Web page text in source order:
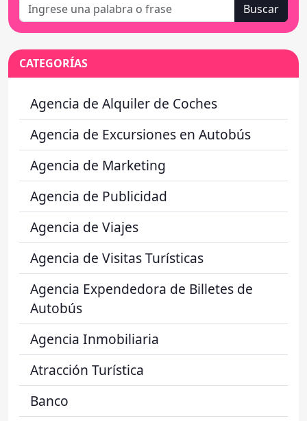
Buscar
CATEGORÍAS
Agencia de Alquiler de Coches
Agencia de Excursiones en Autobús
Agencia de Marketing
Agencia de Publicidad
Agencia de Viajes
Agencia de Visitas Turísticas
Agencia Expendedora de Billetes de
Autobús
Agencia Inmobiliaria
Atracción Turística
Banco